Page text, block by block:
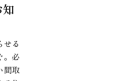
せる
。必
間取